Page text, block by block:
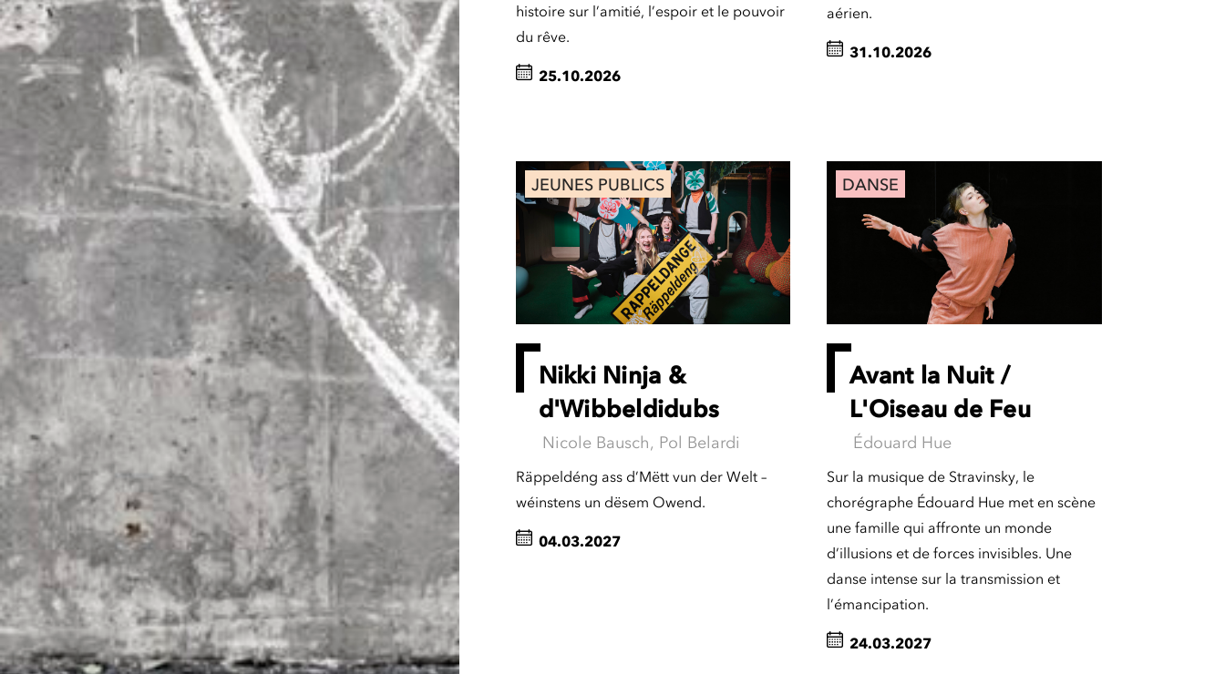
histoire sur l’amitié, l’espoir et le pouvoir
du rêve.
25.10.2026
aérien.
31.10.2026
JEUNES PUBLICS
Nikki Ninja &
d'Wibbeldidubs
Nicole Bausch, Pol Belardi
Räppeldéng ass d’Mëtt vun der Welt –
wéinstens un dësem Owend.
04.03.2027
DANSE
Avant la Nuit /
L'Oiseau de Feu
Édouard Hue
Sur la musique de Stravinsky, le
chorégraphe Édouard Hue met en scène
une famille qui affronte un monde
d’illusions et de forces invisibles. Une
danse intense sur la transmission et
l’émancipation.
24.03.2027